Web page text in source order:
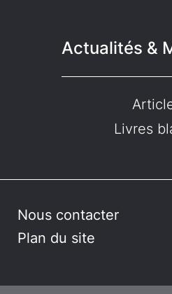
Actualités &
Livres
Nous contacter
Plan du site